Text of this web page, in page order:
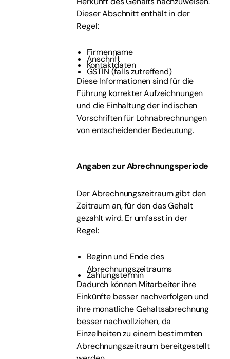
Dieser Abschnitt enthält in der
Regel:
Firmenname
Anschrift
Kontaktdaten
GSTIN (falls zutreffend)
Diese Informationen sind für die
Führung korrekter Aufzeichnungen
und die Einhaltung der indischen
Vorschriften für Lohnabrechnungen
von entscheidender Bedeutung.
Angaben zur Abrechnungsperiode
Der Abrechnungszeitraum gibt den
Zeitraum an, für den das Gehalt
gezahlt wird. Er umfasst in der
Regel:
Beginn und Ende des
Abrechnungszeitraums
Zahlungstermin
Dadurch können Mitarbeiter ihre
Einkünfte besser nachverfolgen und
ihre monatliche Gehaltsabrechnung
besser nachvollziehen, da
Einzelheiten zu einem bestimmten
Abrechnungszeitraum bereitgestellt